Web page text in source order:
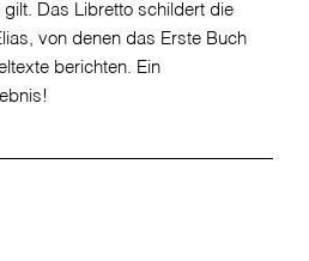
Das Libretto schildert die
von denen das Erste Buch
berichten. Ein